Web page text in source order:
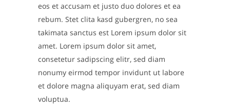
eos et accusam et justo duo dolores et ea
rebum. Stet clita kasd gubergren, no sea
takimata sanctus est Lorem ipsum dolor sit
amet. Lorem ipsum dolor sit amet,
consetetur sadipscing elitr, sed diam
nonumy eirmod tempor invidunt ut labore
et dolore magna aliquyam erat, sed diam
voluptua.